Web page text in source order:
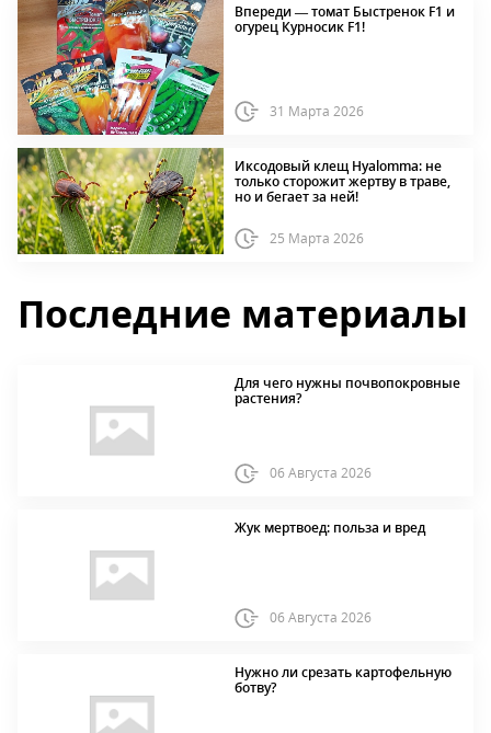
Впереди — томат Быстренок F1 и
огурец Курносик F1!
31 Марта 2026
Иксодовый клещ Hyalomma: не
только сторожит жертву в траве,
но и бегает за ней!
25 Марта 2026
Последние материалы
Для чего нужны почвопокровные
растения?
06 Августа 2026
Жук мертвоед: польза и вред
06 Августа 2026
Нужно ли срезать картофельную
ботву?